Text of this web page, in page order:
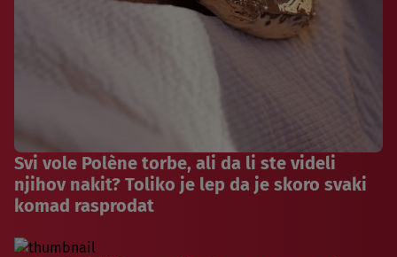
Svi vole Polène torbe, ali da li ste videli
njihov nakit? Toliko je lep da je skoro svaki
komad rasprodat